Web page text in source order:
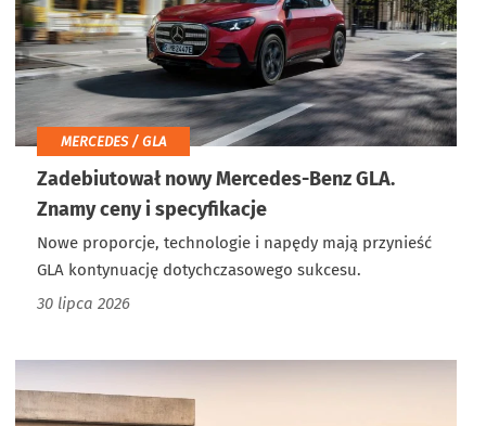
MERCEDES / GLA
Zadebiutował nowy Mercedes-Benz GLA.
Znamy ceny i specyfikacje
Nowe proporcje, technologie i napędy mają przynieść
GLA kontynuację dotychczasowego sukcesu.
30 lipca 2026